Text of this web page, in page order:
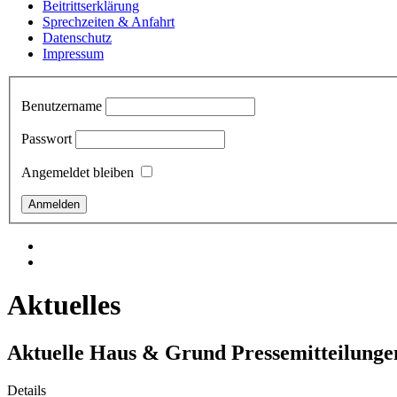
Beitrittserklärung
Sprechzeiten & Anfahrt
Datenschutz
Impressum
Benutzername
Passwort
Angemeldet bleiben
Aktuelles
Aktuelle Haus & Grund
Details